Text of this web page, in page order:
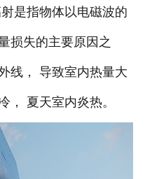
是指物体以电磁波的
损失的主要原因之
线， 导致室内热量大
， 夏天室内炎热。